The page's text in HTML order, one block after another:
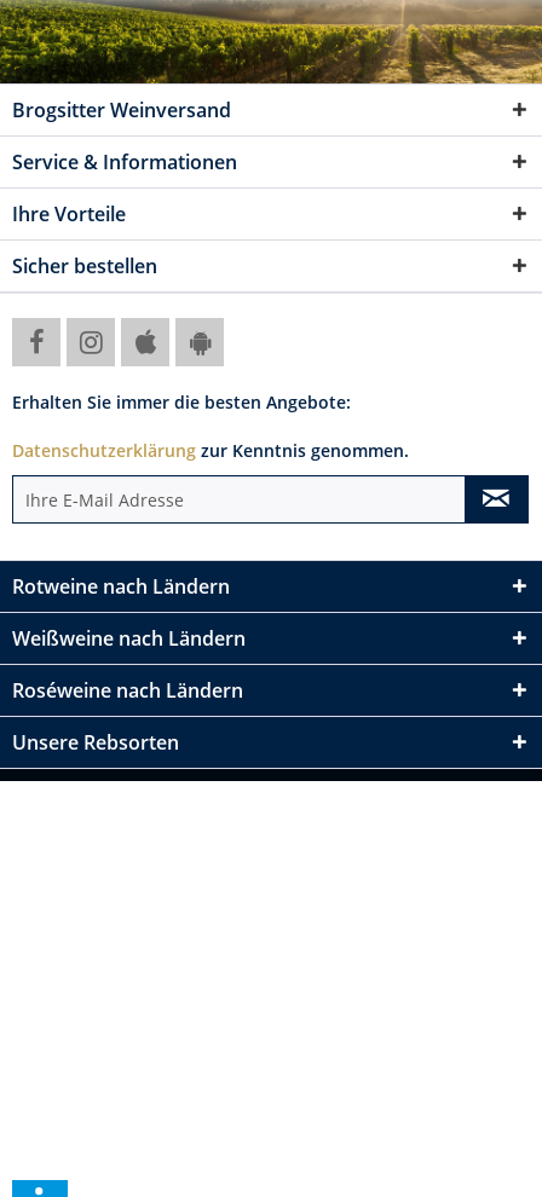
Brogsitter Weinversand
Service & Informationen
Ihre Vorteile
Sicher bestellen
Erhalten Sie immer die besten Angebote:
Datenschutzerklärung zur Kenntnis genommen.
Rotweine nach Ländern
Weißweine nach Ländern
Roséweine nach Ländern
Unsere Rebsorten